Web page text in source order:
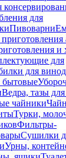
для
Пивоварни
и
для
для
бытовые
Ведра, тазы
чайники
Турки,
Фильтры-
Сушилки
Урны,